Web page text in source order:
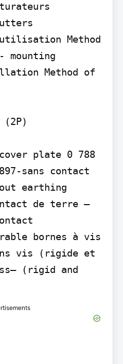
Method
Method of
plate 0 788
sans contact
earthing
de terre –
bornes à vis
vis (rigide et
(rigid and